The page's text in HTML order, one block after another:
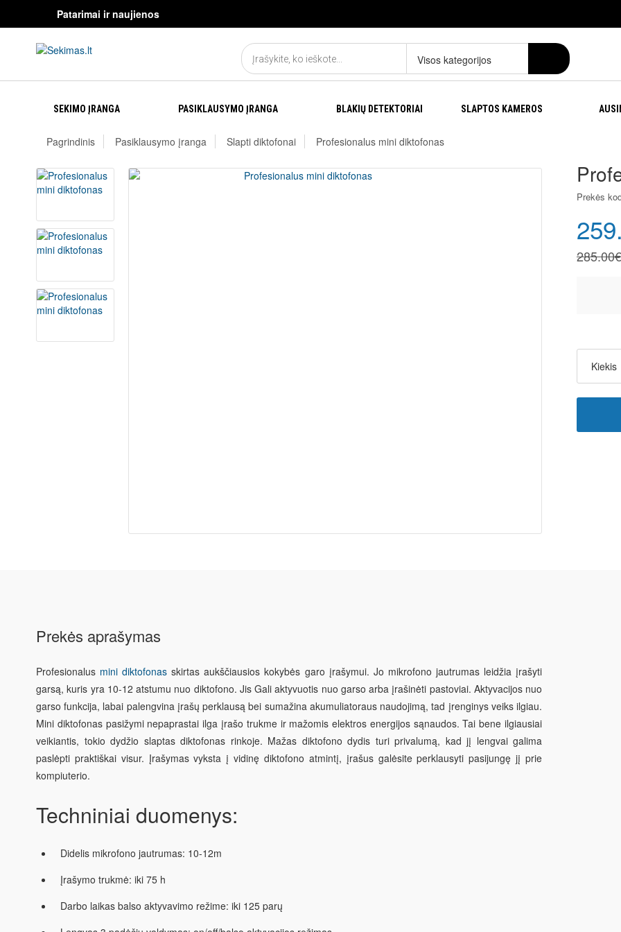
Patarimai ir naujienos
Visos kategorijos
SEKIMO ĮRANGA PASIKLAUSYMO ĮRANGA BLAKIŲ DETEKTORIAI SLAPTOS KAMEROS
KONTAKTAI
Pagrindinis Pasiklausymo įranga Slapti diktofonai Profesionalus mini diktofonas
Prekės
285.00€
Kiekis
Prekės aprašymas
Profesionalus mini diktofonas skirtas aukščiausios kokybės garo įrašymui. Jo mikrofono jautrumas leidžia įrašyti
garsą, kuris yra 10-12 atstumu nuo diktofono. Jis Gali aktyvuotis nuo garso arba įrašinėti pastoviai. Aktyvacijos nuo
garso funkcija, labai palengvina įrašų perklausą bei sumažina akumuliatoraus naudojimą, tad įrenginys veiks ilgiau.
Mini diktofonaspasižymi nepaprastai ilga įrašo trukme ir mažomis elektros energijos sąnaudos. Tai bene ilgiausiai
veikiantis, tokio dydžio slaptas diktofonas rinkoje. Mažas diktofono dydis turi privalumą, kad jį lengvai galima
paslėpti praktiškai visur. Įrašymas vyksta į vidinę diktofono atmintį, įrašus galėsite perklausyti pasijungę jį prie
kompiuterio.
Techniniai duomenys:
Didelis mikrofono jautrumas: 10-12m
Įrašymo trukmė: iki 75 h
Darbo laikas balso aktyvavimo režime: iki 125 parų